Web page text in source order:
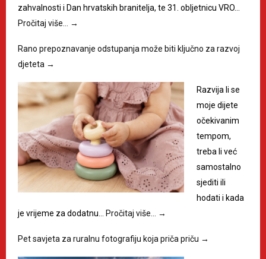
zahvalnosti i Dan hrvatskih branitelja, te 31. obljetnicu VRO…
Pročitaj više… →
Rano prepoznavanje odstupanja može biti ključno za razvoj
djeteta →
Razvija li se
moje dijete
očekivanim
tempom,
treba li već
samostalno
sjediti ili
hodati i kada
je vrijeme za dodatnu… Pročitaj više… →
Pet savjeta za ruralnu fotografiju koja priča priču →